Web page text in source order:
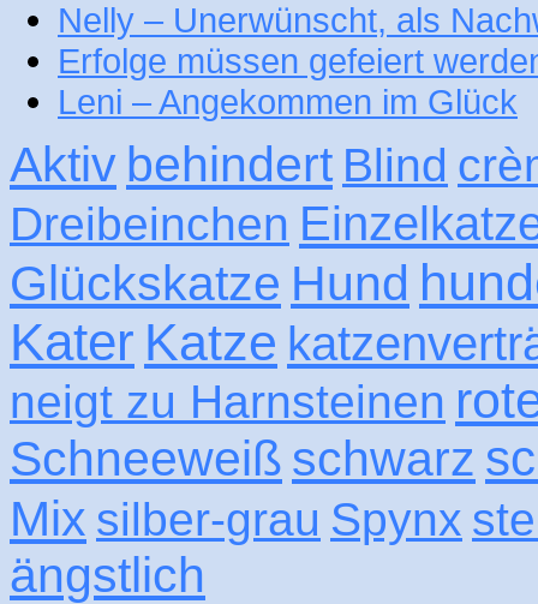
Nelly – Unerwünscht, als
Erfolge müssen gefeiert
Leni – Angekommen im Glück
Aktiv behindert Blind
Dreibeinchen
Glückskatze Hund
Kater Katze
neigt zu Harnsteinen
Schneeweiß schwarz
Mix silber-grau Spynx
ängstlich